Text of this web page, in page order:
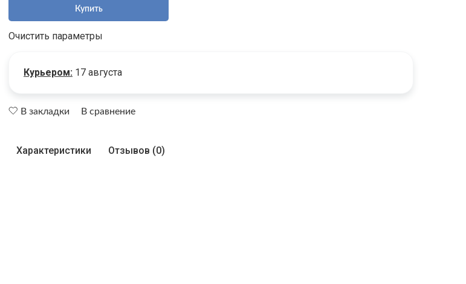
Купить
Очистить параметры
Курьером: 17 августа
В закладки В сравнение
Характеристики Отзывов (0)